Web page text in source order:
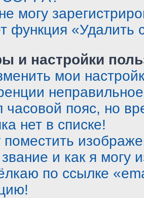
могу
функция «Удалить
и настройки
мои
часовой пояс, но
нет в списке!
поместить
и как я могу
по ссылке